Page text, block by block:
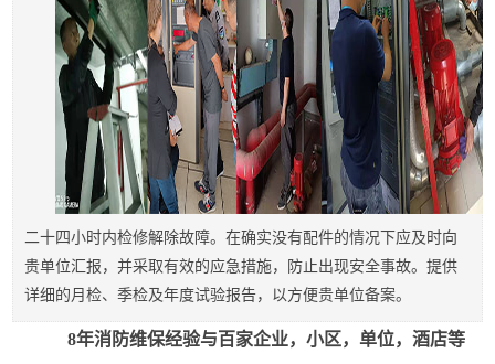
二十四小时内检修解除故障。在确实没有配件的情况下应及时向
贵单位汇报，并采取有效的应急措施，防止出现安全事故。提供
详细的月检、季检及年度试验报告，以方便贵单位备案。
8年消防维保经验与百家企业，小区，单位，酒店等